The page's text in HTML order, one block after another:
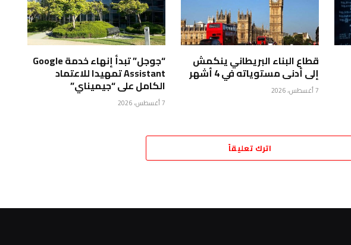
قطاع البناء البريطاني ينكمش
إلى أدنى مستوياته في 4 أشهر
7 أغسطس، 2026
“جوجل” تبدأ إنهاء خدمة Google
Assistant تمهيدا للاعتماد
الكامل على “جيميناي”
7 أغسطس، 2026
اترك تعليقاً